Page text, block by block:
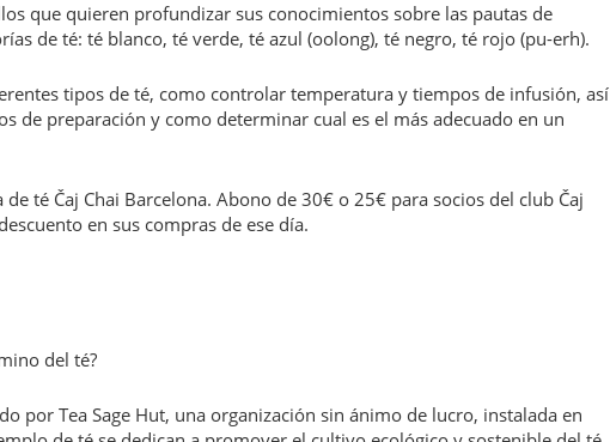
que quieren profundizar sus conocimientos sobre las pautas de
de té: té blanco, té verde, té azul (oolong), té negro, té rojo (pu-erh).
tipos de té, como controlar temperatura y tiempos de infusión, así
de preparación y como determinar cual es el más adecuado en un
de té Čaj Chai Barcelona. Abono de 30€ o 25€ para socios del club Čaj
en sus compras de ese día.
del té?
por Tea Sage Hut, una organización sin ánimo de lucro, instalada en